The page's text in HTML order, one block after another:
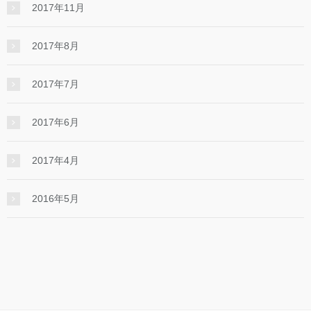
2017年11月
2017年8月
2017年7月
2017年6月
2017年4月
2016年5月